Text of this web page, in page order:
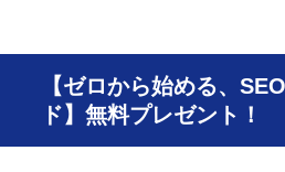
【ゼロから始める、
ド】無料プレゼント！